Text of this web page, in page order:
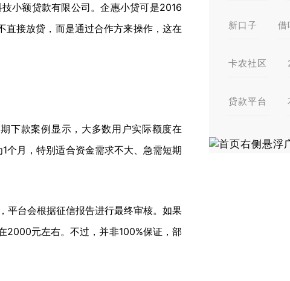
小额贷款有限公司。企惠小贷可是2016
接放贷，而是通过合作方来操作，这在
下款案例显示，大多数用户实际额度在
月，特别适合资金需求不大、急需短期
平台会根据征信报告进行最终审核。如果
2000元左右。不过，并非100%保证，部
新口子 借
卡农社区
贷款平台